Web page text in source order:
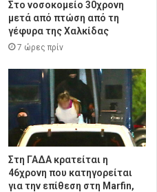
Στο νοσοκομείο 30χρονη
μετά από πτώση από τη
γέφυρα της Χαλκίδας
7 ώρες πρίν
Στη ΓΑΔΑ κρατείται η
46χρονη που κατηγορείται
για την επίθεση στη Marfin,